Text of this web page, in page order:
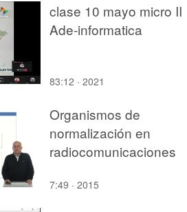
clase 10 mayo micro II
Ade-informatica
83:12 · 2021
Organismos de
normalización en
radiocomunicaciones
7:49 · 2015